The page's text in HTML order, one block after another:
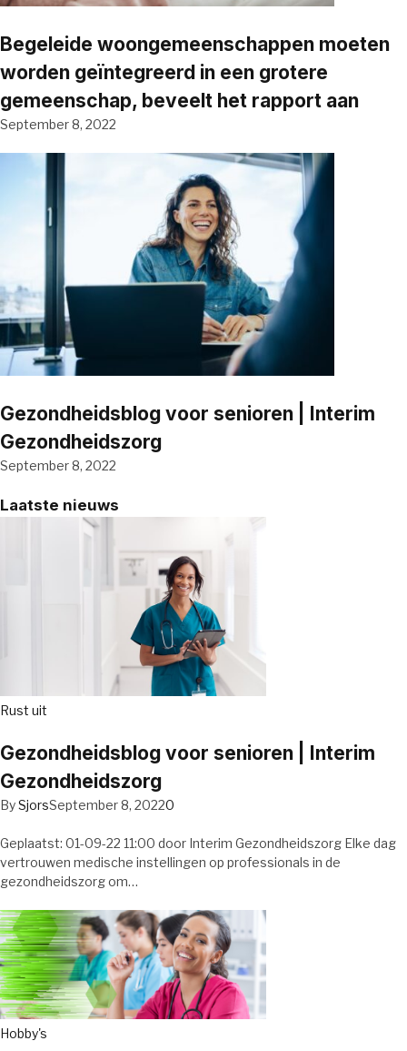
Begeleide woongemeenschappen moeten
worden geïntegreerd in een grotere
gemeenschap, beveelt het rapport aan
September 8, 2022
Gezondheidsblog voor senioren | Interim
Gezondheidszorg
September 8, 2022
Laatste nieuws
Rust uit
Gezondheidsblog voor senioren | Interim
Gezondheidszorg
BySjorsSeptember 8, 20220
Geplaatst: 01-09-22 11:00 door Interim Gezondheidszorg Elke dag
vertrouwen medische instellingen op professionals in de
gezondheidszorg om…
Hobby's